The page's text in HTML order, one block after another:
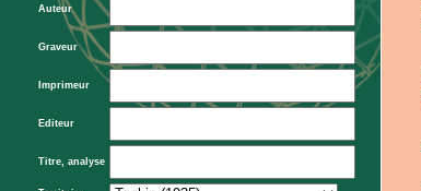
Auteur
Graveur
Imprimeur
Editeur
Titre, analyse